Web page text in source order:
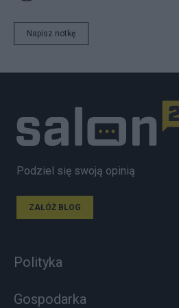
Napisz notkę
Podziel się swoją opinią
ZAŁÓŻ BLOG
Polityka
Gospodarka